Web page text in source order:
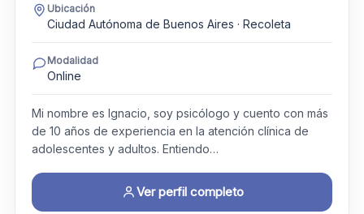
Ubicación
Ciudad Autónoma de Buenos Aires · Recoleta
Modalidad
Online
Mi nombre es Ignacio, soy psicólogo y cuento con más
de 10 años de experiencia en la atención clínica de
adolescentes y adultos. Entiendo…
Ver perfil completo